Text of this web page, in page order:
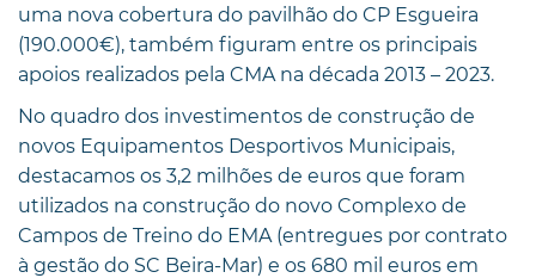
uma nova cobertura do pavilhão do CP Esgueira
(190.000€), também figuram entre os principais
apoios realizados pela CMA na década 2013 – 2023.
No quadro dos investimentos de construção de
novos Equipamentos Desportivos Municipais,
destacamos os 3,2 milhões de euros que foram
utilizados na construção do novo Complexo de
Campos de Treino do EMA (entregues por contrato
à gestão do SC Beira-Mar) e os 680 mil euros em